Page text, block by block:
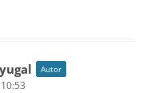
Autor